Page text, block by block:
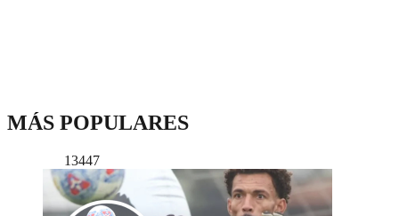
MÁS POPULARES
13447